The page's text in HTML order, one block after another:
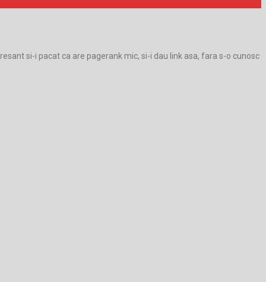
si-i pacat ca are pagerank mic, si-i dau link asa, fara s-o cunosc